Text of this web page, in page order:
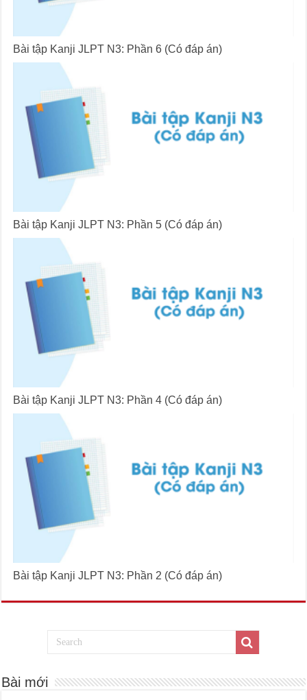
Bài tập Kanji JLPT N3: Phần 6 (Có đáp án)
Bài tập Kanji JLPT N3: Phần 5 (Có đáp án)
Bài tập Kanji JLPT N3: Phần 4 (Có đáp án)
Bài tập Kanji JLPT N3: Phần 2 (Có đáp án)
Bài mới